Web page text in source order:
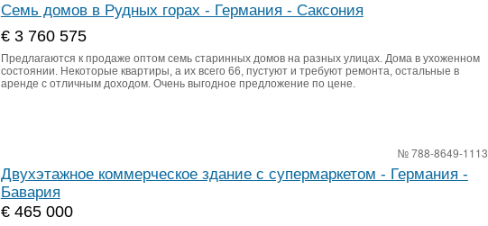
Семь домов в Рудных горах - Германия - Саксония
€ 3 760 575
Предлагаются к продаже оптом семь старинных домов на разных улицах. Дома в ухоженном
состоянии. Некоторые квартиры, а их всего 66, пустуют и требуют ремонта, остальные в
аренде с отличным доходом. Очень выгодное предложение по цене.
№ 788-8649-1113
Двухэтажное коммерческое здание с супермаркетом - Германия -
Бавария
€ 465 000